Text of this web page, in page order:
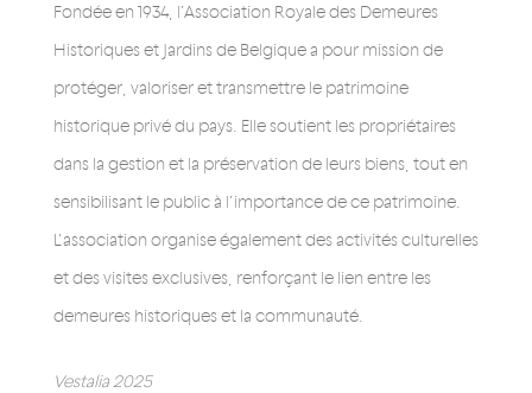
Fondée en 1934, l’Association Royale des Demeures
Historiques et Jardins de Belgique a pour mission de
protéger, valoriser et transmettre le patrimoine
historique privé du pays. Elle soutient les propriétaires
dans la gestion et la préservation de leurs biens, tout en
sensibilisant le public à l’importance de ce patrimoine.
L’association organise également des activités culturelles
et des visites exclusives, renforçant le lien entre les
demeures historiques et la communauté.
Vestalia 2025